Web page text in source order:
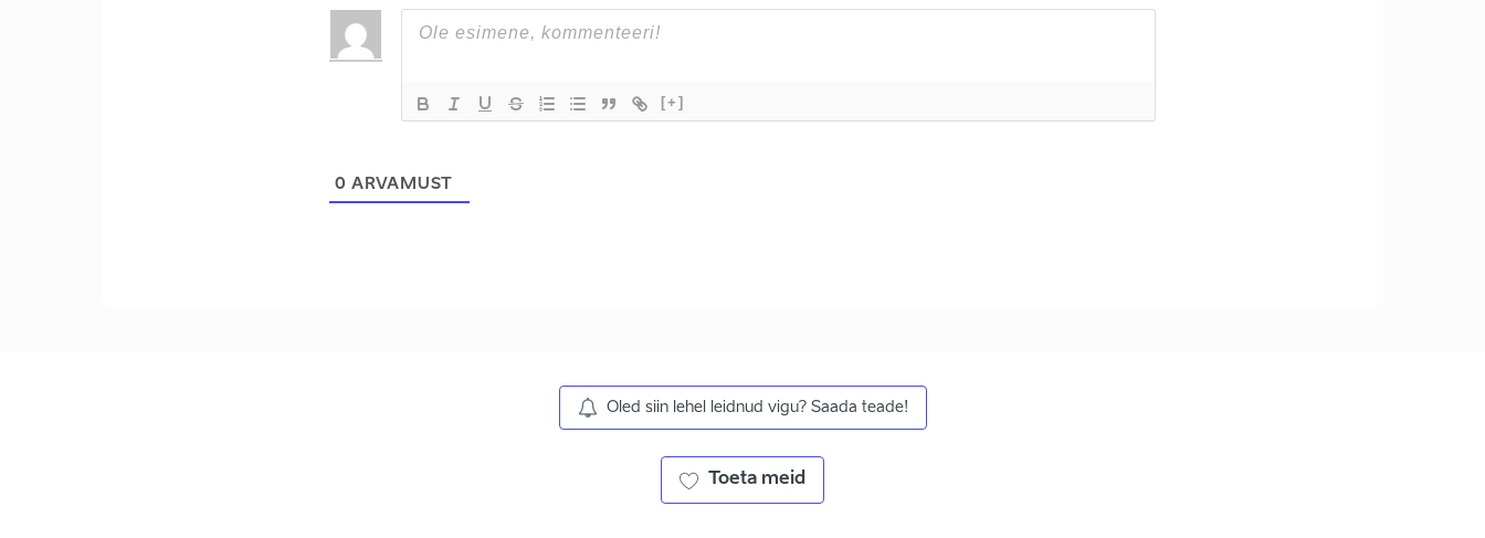
[+]
0 ARVAMUST
Oled siin lehel leidnud vigu? Saada teade!
Toeta meid